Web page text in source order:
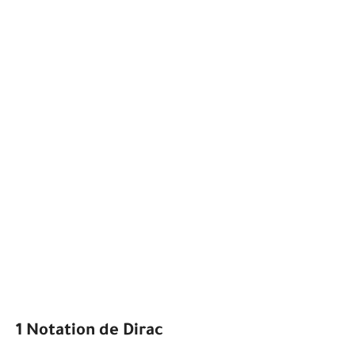
1 Notation de Dirac